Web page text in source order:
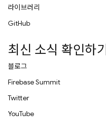
라이브러리
GitHub
최신 소식 확인하기
블로그
Firebase Summit
Twitter
YouTube